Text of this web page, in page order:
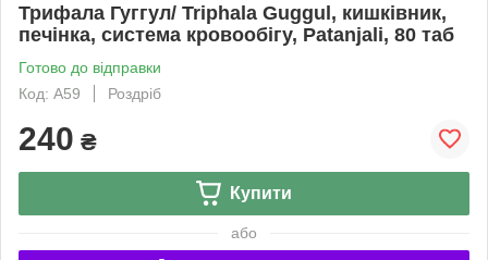
Трифала Гуггул/ Triphala Guggul, кишківник,
печінка, система кровообігу, Patanjali, 80 таб
Готово до відправки
Код: А59
Роздріб
240 ₴
Купити
або